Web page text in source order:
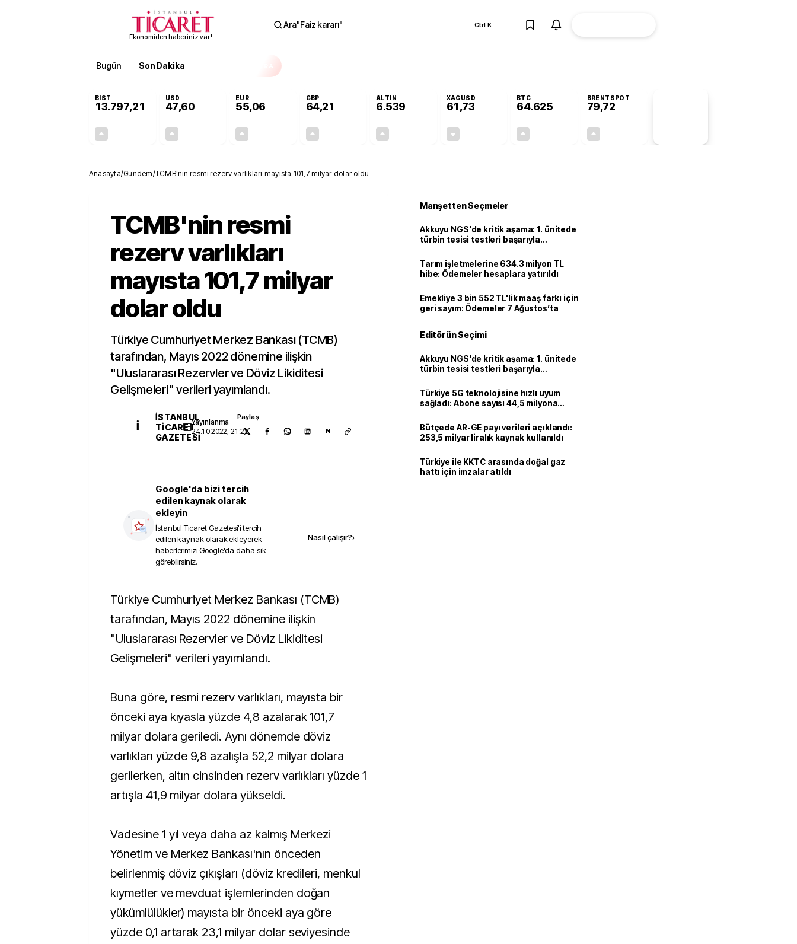
Ekonomiden haberiniz var!
Ara"Faiz kararı" Ctrl K
Bugün Son Dakika
BIST
13.797,21
USD
47,60
EUR
55,06
GBP
64,21
ALTIN
6.539
XAGUSD
61,73
BTC
64.625
BRENTSPOT
79,72
Anasayfa/Gündem/TCMB'nin resmi rezerv varlıkları mayısta 101,7 milyar dolar oldu
TCMB'nin resmi
rezerv varlıkları
mayısta 101,7 milyar
dolar oldu
Türkiye Cumhuriyet Merkez Bankası (TCMB)
tarafından, Mayıs 2022 dönemine ilişkin
"Uluslararası Rezervler ve Döviz Likiditesi
Gelişmeleri" verileri yayımlandı.
İ
İSTANBUL
TICARET
GAZETESI
Yayınlanma
24.10.2022, 21:25
Paylaş
N
Google'da bizi tercih
edilen kaynak olarak
ekleyin
İstanbul Ticaret Gazetesi'i tercih
edilen kaynak olarak ekleyerek
haberlerimizi Google'da daha sık
görebilirsiniz.
Nasıl çalışır?›
Türkiye Cumhuriyet Merkez Bankası (TCMB)
tarafından, Mayıs 2022 dönemine ilişkin
"Uluslararası Rezervler ve Döviz Likiditesi
Gelişmeleri" verileri yayımlandı.
Buna göre, resmi rezerv varlıkları, mayısta bir
önceki aya kıyasla yüzde 4,8 azalarak 101,7
milyar dolara geriledi. Aynı dönemde döviz
varlıkları yüzde 9,8 azalışla 52,2 milyar dolara
gerilerken, altın cinsinden rezerv varlıkları yüzde 1
artışla 41,9 milyar dolara yükseldi.
Vadesine 1 yıl veya daha az kalmış Merkezi
Yönetim ve Merkez Bankası'nın önceden
belirlenmiş döviz çıkışları (döviz kredileri, menkul
kıymetler ve mevduat işlemlerinden doğan
yükümlülükler) mayısta bir önceki aya göre
yüzde 0,1 artarak 23,1 milyar dolar seviyesinde
Manşetten Seçmeler
Akkuyu NGS'de kritik aşama: 1. ünitede
türbin tesisi testleri başarıyla
Tarım işletmelerine 634.3 milyon TL
hibe: Ödemeler hesaplara yatırıldı
Emekliye 3 bin 552 TL'lik maaş farkı için
geri sayım: Ödemeler 7 Ağustos’ta
Editörün Seçimi
Akkuyu NGS'de kritik aşama: 1. ünitede
türbin tesisi testleri başarıyla
Türkiye 5G teknolojisine hızlı uyum
sağladı: Abone sayısı 44,5 milyona
Bütçede AR-GE payı verileri açıklandı:
253,5 milyar liralık kaynak kullanıldı
Türkiye ile KKTC arasında doğal gaz
hattı için imzalar atıldı